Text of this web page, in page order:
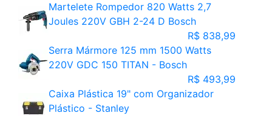
Martelete Rompedor 820 Watts 2,7
Joules 220V GBH 2-24 D Bosch
R$ 838,99
Serra Mármore 125 mm 1500 Watts
220V GDC 150 TITAN - Bosch
R$ 493,99
Caixa Plástica 19" com Organizador
Plástico - Stanley